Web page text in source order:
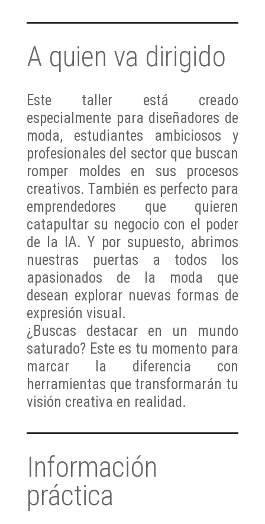
A quien va dirigido
Este taller está creado
especialmente para diseñadores de
moda, estudiantes ambiciosos y
profesionales del sector que buscan
romper moldes en sus procesos
creativos. También es perfecto para
emprendedores que quieren
catapultar su negocio con el poder
de la IA. Y por supuesto, abrimos
nuestras puertas a todos los
apasionados de la moda que
desean explorar nuevas formas de
expresión visual.
¿Buscas destacar en un mundo
saturado? Este es tu momento para
marcar la diferencia con
herramientas que transformarán tu
visión creativa en realidad.
Información
práctica